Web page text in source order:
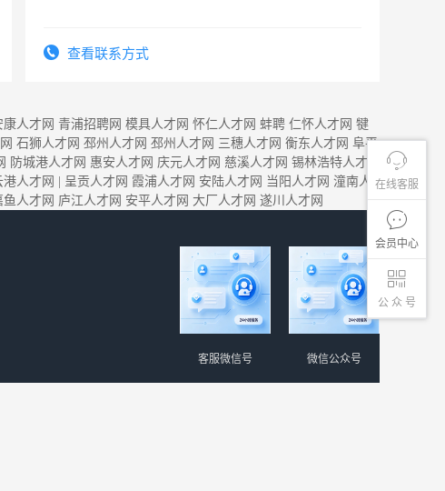
在线客服
会员中心
公 众 号
查看联系方式
康人才网 青浦招聘网 模具人才网 怀仁人才网 蚌聘 仁怀人才网 犍
石狮人才网 邳州人才网 邳州人才网 三穗人才网 衡东人才网 阜平
防城港人才网 惠安人才网 庆元人才网 慈溪人才网 锡林浩特人才
港人才网 呈贡人才网 霞浦人才网 安陆人才网 当阳人才网 潼南人
鱼人才网 庐江人才网 安平人才网 大厂人才网 遂川人才网
微信公众号
客服微信号